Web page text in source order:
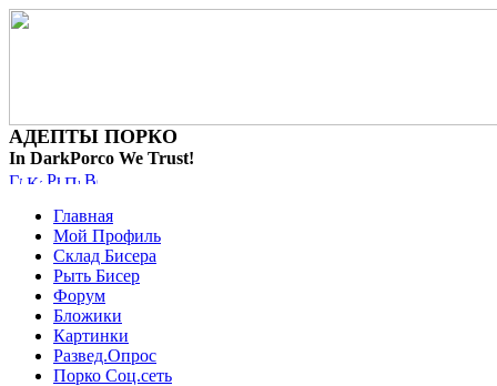
АДЕПТЫ ПОРКО
In DarkPorco We Trust!
Главная
Мой Профиль
Склад Бисера
Рыть Бисер
Форум
Бложики
Картинки
Развед.Опрос
Порко Соц.сеть